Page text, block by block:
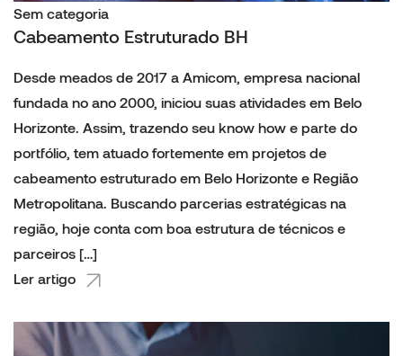
Sem categoria
Cabeamento Estruturado BH
Desde meados de 2017 a Amicom, empresa nacional
fundada no ano 2000, iniciou suas atividades em Belo
Horizonte. Assim, trazendo seu know how e parte do
portfólio, tem atuado fortemente em projetos de
cabeamento estruturado em Belo Horizonte e Região
Metropolitana. Buscando parcerias estratégicas na
região, hoje conta com boa estrutura de técnicos e
parceiros […]
Ler artigo